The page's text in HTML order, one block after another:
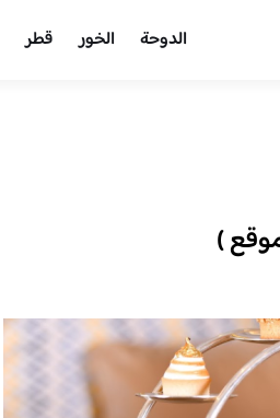
الدوحة الخور قطر
)